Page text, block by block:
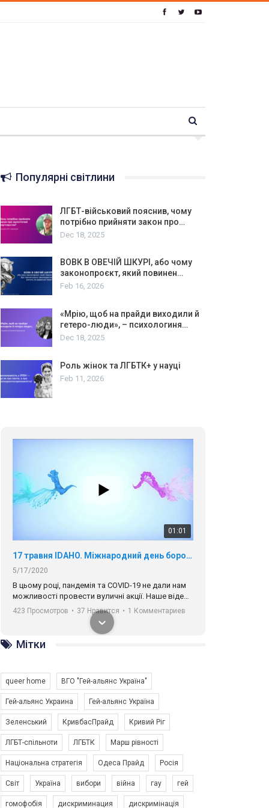
Популярні світлини
ЛГБТ-військовий пояснив, чому
потрібно прийняти закон про…
Dec 18, 2025
ВОВК В ОВЕЧІЙ ШКУРІ, або чому
законопроєкт, який повинен…
Feb 16, 2026
«Мрію, щоб на прайди виходили й
гетеро-люди», – психологиня…
Dec 18, 2025
Роль жінок та ЛГБТК+ у науці
Feb 11, 2026
01:01
17 травня IDAHO. Міжнародний день боротьби з гомофобією трансфобією і біфобія.
5/17/2020
В цьому році, пандемія та COVІD-19 не дали нам
можливості провести вуличні акції. Наше відео-
звернення про те, що навіть коли ми у різних
містах та не можемо зустрінеться, ми разом. Ми
закликаємо всіх хто поділяє цінності рівності та
солідарності, приєднатися до нас. Регіональні
підрозділи ГАУ є в 16 областях України.
423 Просмотров • 37 Нравится • 1 Комментариев
6/30/2017
Емоційний та вражаючий промо-ролік на
конкурс PACT, який представляє програму "Гей-
Мітки
queer home ВГО "Гей-альянс Україна"
Гей-альянс Украина Гей-альянс Україна
Зеленський КривбасПрайд Кривий Ріг
ЛГБТ-спільноти ЛГБТК Марш рівності
Національна стратегія Одеса Прайд Росія
Світ Україна вибори війна гау гей
гомофобія дискриминация дискримінація